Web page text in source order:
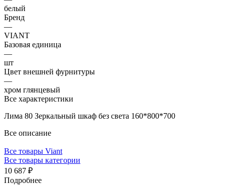
белый
Бренд
—
VIANT
Базовая единица
—
шт
Цвет внешней фурнитуры
—
хром глянцевый
Все характеристики
Лима 80 Зеркальный шкаф без света 160*800*700
Все описание
Все товары Viant
Все товары категории
10 687 ₽
Подробнее